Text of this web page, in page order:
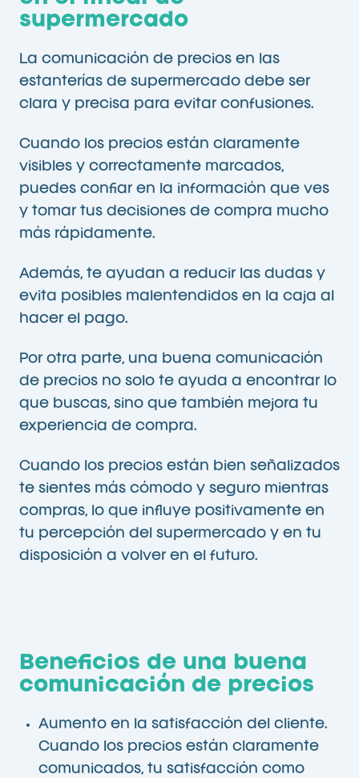
supermercado
La comunicación de precios en las
estanterías de supermercado debe ser
clara y precisa para evitar confusiones.
Cuando los precios están claramente
visibles y correctamente marcados,
puedes confiar en la información que ves
y tomar tus decisiones de compra mucho
más rápidamente.
Además, te ayudan a reducir las dudas y
evita posibles malentendidos en la caja al
hacer el pago.
Por otra parte, una buena comunicación
de precios no solo te ayuda a encontrar lo
que buscas, sino que también mejora tu
experiencia de compra.
Cuando los precios están bien señalizados
te sientes más cómodo y seguro mientras
compras, lo que influye positivamente en
tu percepción del supermercado y en tu
disposición a volver en el futuro.
Beneficios de una buena
comunicación de precios
Aumento en la satisfacción del cliente.
Cuando los precios están claramente
comunicados, tu satisfacción como